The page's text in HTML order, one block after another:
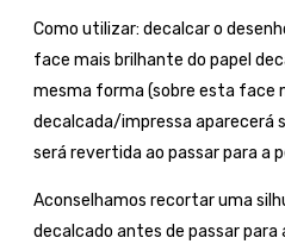
Como utilizar: decalcar o
face mais brilhante do papel
mesma forma (sobre esta face
decalcada/impressa aparecerá
será revertida ao passar para a
Aconselhamos recortar uma
decalcado antes de passar para